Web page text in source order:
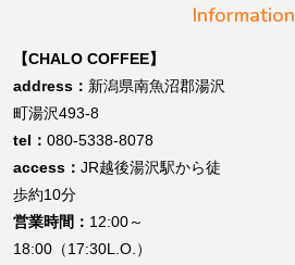
Information
【CHALO COFFEE】
address： 新潟県南魚沼郡湯沢
町湯沢493-8
tel： 080-5338-8078
access： JR越後湯沢駅から徒
歩約10分
営業時間： 12:00～
18:00（17:30L.O.）